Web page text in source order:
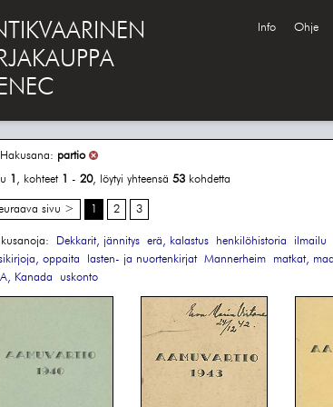
Info Ohje
partio
1 , kohteet 1 - 20, löytyi yhteensä 53 kohdetta
sivu > 1 2 3
Dekkarit, jännitys erä, kalastus henkilöhistoria ilmailu
oppaita
lasten- ja nuortenkirjat Mannerheim matkat,
Kanada
uskonto